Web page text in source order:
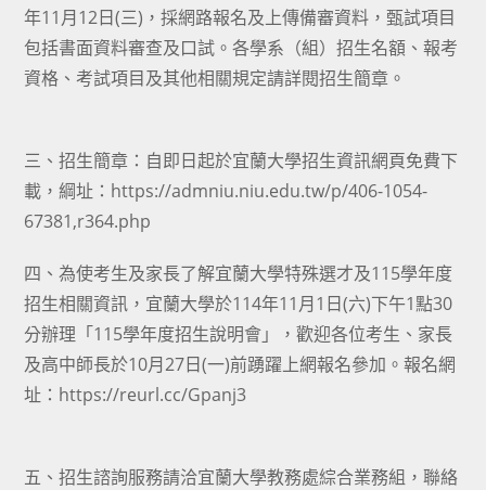
年11月12日(三)，採網路報名及上傳備審資料，甄試項目
包括書面資料審查及口試。各學系（組）招生名額、報考
資格、考試項目及其他相關規定請詳閱招生簡章。
三、招生簡章：自即日起於宜蘭大學招生資訊網頁免費下
載，綱址：https://admniu.niu.edu.tw/p/406-1054-
67381,r364.php
四、為使考生及家長了解宜蘭大學特殊選才及115學年度
招生相關資訊，宜蘭大學於114年11月1日(六)下午1點30
分辦理「115學年度招生說明會」，歡迎各位考生、家長
及高中師長於10月27日(一)前踴躍上網報名參加。報名網
址：https://reurl.cc/Gpanj3
五、招生諮詢服務請洽宜蘭大學教務處綜合業務組，聯絡